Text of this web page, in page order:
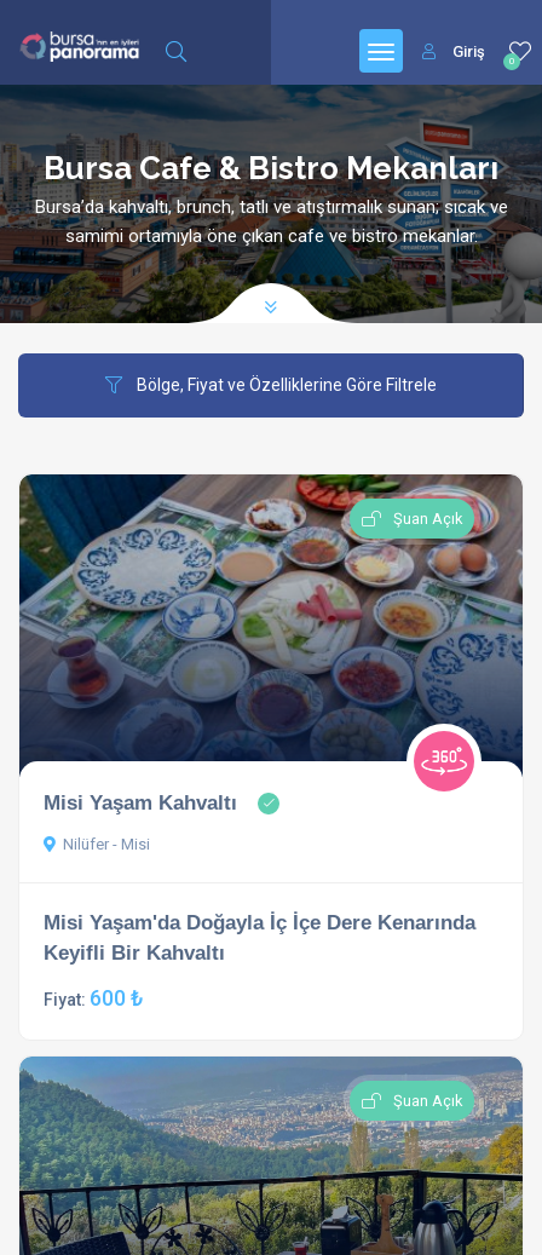
0
Giriş
Bursa Cafe & Bistro Mekanları
Bursa’da kahvaltı, brunch, tatlı ve atıştırmalık sunan; sıcak ve
samimi ortamıyla öne çıkan cafe ve bistro mekanlar.
Bölge, Fiyat ve Özelliklerine Göre Filtrele
Şuan Açık
Misi Yaşam Kahvaltı
Nilüfer - Misi
Misi Yaşam'da Doğayla İç İçe Dere Kenarında
Keyifli Bir Kahvaltı
Fiyat: 600 ₺
Şuan Açık